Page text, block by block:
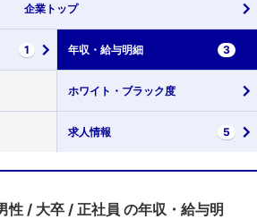
企業 トップ
1 年収・ 給与明細 3
ホワイト・ ブラック度
求人情報 5
性 大卒 正社員 の年収・給与明